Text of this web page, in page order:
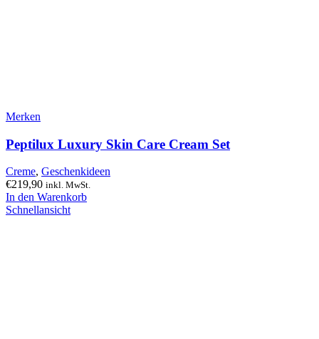
Merken
Peptilux Luxury Skin Care Cream Set
Creme, Geschenkideen
€219,90 inkl. MwSt.
In den Warenkorb
Schnellansicht